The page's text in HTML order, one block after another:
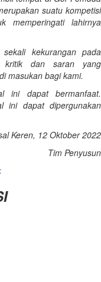
suatu kompetisi
memperingati lahirnya
kekurangan pada
kritik dan saran yang
masukan bagi kami.
ini dapat bermanfaat.
ini dapat dipergunakan
Keren, 12 Oktober 2022
Tim Penyusun